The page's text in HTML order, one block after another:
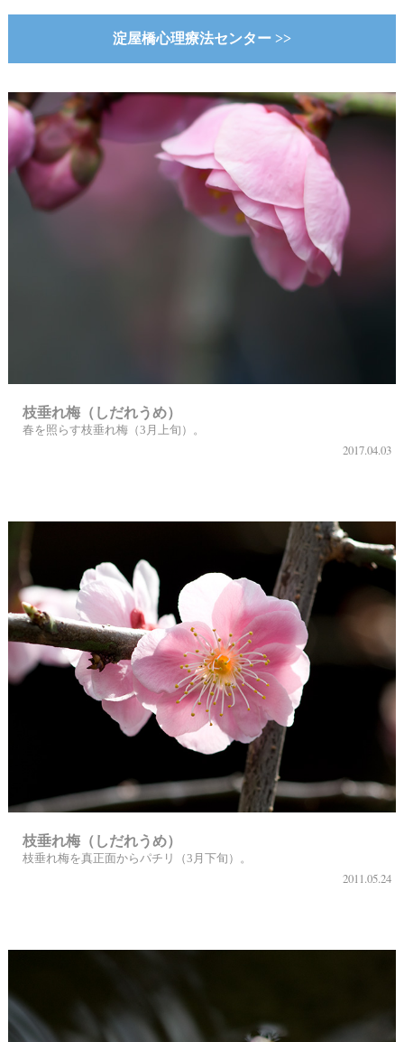
淀屋橋心理療法センター >>
枝垂れ梅（しだれうめ）
春を照らす枝垂れ梅（3月上旬）。
2017.04.03
枝垂れ梅（しだれうめ）
枝垂れ梅を真正面からパチリ（3月下旬）。
2011.05.24